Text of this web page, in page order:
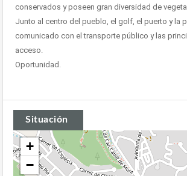
conservados y poseen gran diversidad de
Junto al centro del pueblo, el golf, el puerto y la
comunicado con el transporte público y las
acceso.
Oportunidad.
Situación
+
−